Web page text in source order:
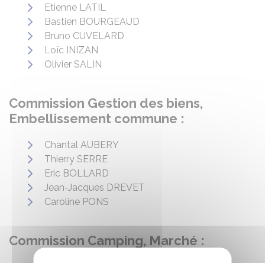
Etienne LATIL
Bastien BOURGEAUD
Bruno CUVELARD
Loïc INIZAN
Olivier SALIN
Commission Gestion des biens,
Embellissement commune :
Chantal AUBERY
Thierry SERRE
Eric BOLLARD
Jean-Jacques DREVET
Caroline PONS
Commission Camping, Marché :